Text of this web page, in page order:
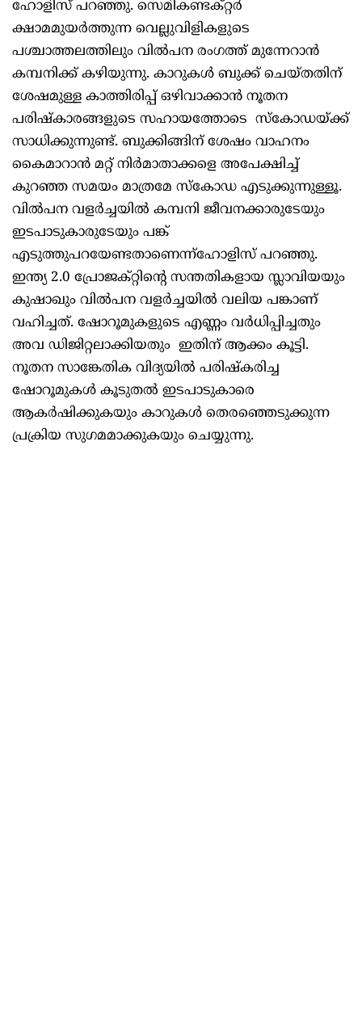
ഹോളിസ് പറഞ്ഞു. സെമികണ്ടക്റ്റർ
ക്ഷാമമുയർത്തുന്ന വെല്ലുവിളികളുടെ
പശ്ചാത്തലത്തിലും വിൽപന രംഗത്ത് മുന്നേറാൻ
കമ്പനിക്ക് കഴിയുന്നു. കാറുകൾ ബുക്ക് ചെയ്തതിന്
ശേഷമുള്ള കാത്തിരിപ്പ് ഒഴിവാക്കാൻ നൂതന
പരിഷ്കാരങ്ങളുടെ സഹായത്തോടെ സ്കോഡയ്ക്ക്
സാധിക്കുന്നുണ്ട്. ബുക്കിങ്ങിന് ശേഷം വാഹനം
കൈമാറാൻ മറ്റ് നിർമാതാക്കളെ അപേക്ഷിച്ച്
കുറഞ്ഞ സമയം മാത്രമേ സ്കോഡ എടുക്കുന്നുള്ളൂ.
വിൽപന വളർച്ചയിൽ കമ്പനി ജീവനക്കാരുടേയും
ഇടപാടുകാരുടേയും പങ്ക്
എടുത്തുപറയേണ്ടതാണെന്ന്ഹോളിസ് പറഞ്ഞു.
ഇന്ത്യ 2.0 പ്രോജക്റ്റിന്റെ സന്തതികളായ സ്ലാവിയയും
കുഷാഖും വിൽപന വളർച്ചയിൽ വലിയ പങ്കാണ്
വഹിച്ചത്. ഷോറൂമുകളുടെ എണ്ണം വർധിപ്പിച്ചതും
അവ ഡിജിറ്റലാക്കിയതും ഇതിന് ആക്കം കൂട്ടി.
നൂതന സാങ്കേതിക വിദ്യയിൽ പരിഷ്കരിച്ച
ഷോറൂമുകൾ കൂടുതൽ ഇടപാടുകാരെ
ആകർഷിക്കുകയും കാറുകൾ തെരഞ്ഞെടുക്കുന്ന
പ്രക്രിയ സുഗമമാക്കുകയും ചെയ്യുന്നു.